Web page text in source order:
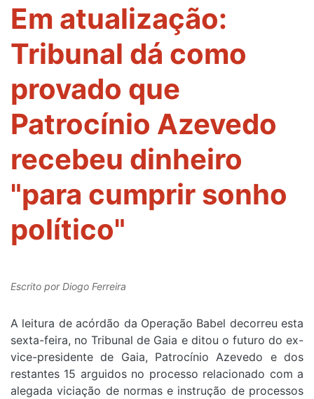
Em atualização:
Tribunal dá como
provado que
Patrocínio Azevedo
recebeu dinheiro
"para cumprir sonho
político"
Escrito porDiogo Ferreira
A leitura de acórdão da Operação Babel decorreu esta
sexta-feira, no Tribunal de Gaia e ditou o futuro do ex-
vice-presidente de Gaia, Patrocínio Azevedo e dos
restantes 15 arguidos no processo relacionado com a
alegada viciação de normas e instrução de processos